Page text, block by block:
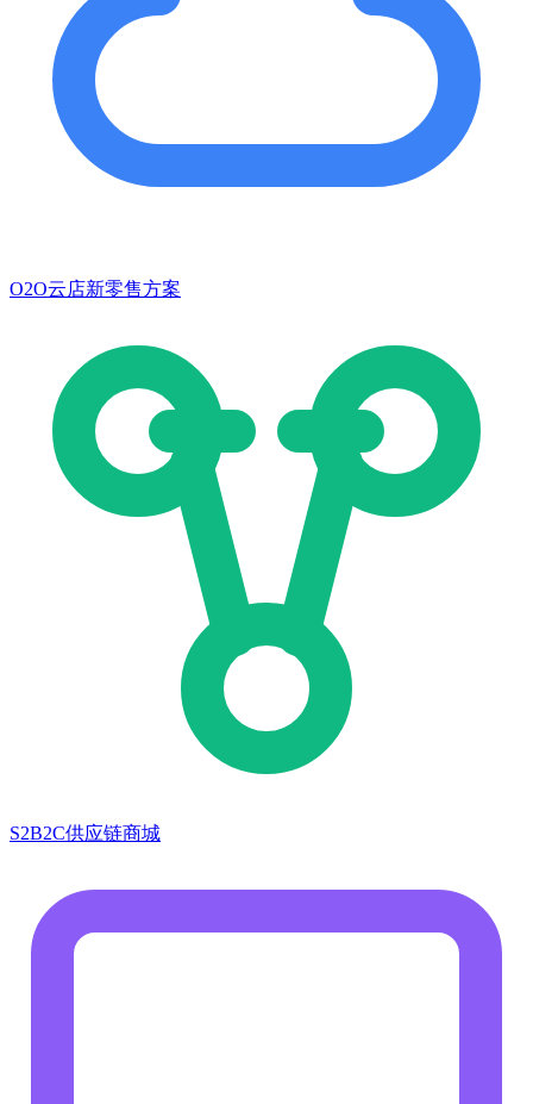
O2O云店新零售方案
S2B2C供应链商城